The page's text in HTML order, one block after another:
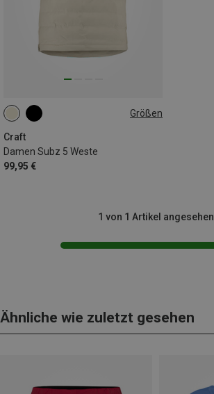
Größen
Craft
Damen Subz 5 Weste
99,95 €
L XL
1 von 1 Artikel angesehen
Ähnliche wie zuletzt gesehen